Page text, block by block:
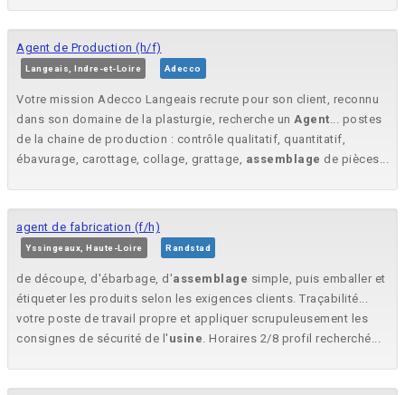
Agent de Production (h/f)
Langeais, Indre-et-Loire Adecco
Votre mission Adecco Langeais recrute pour son client, reconnu
dans son domaine de la plasturgie, recherche un Agent... postes
de la chaine de production : contrôle qualitatif, quantitatif,
ébavurage, carottage, collage, grattage, assemblage de pièces...
agent de fabrication (f/h)
Yssingeaux, Haute-Loire Randstad
de découpe, d'ébarbage, d'assemblage simple, puis emballer et
étiqueter les produits selon les exigences clients. Traçabilité...
votre poste de travail propre et appliquer scrupuleusement les
consignes de sécurité de l' usine. Horaires 2/8 profil recherché...